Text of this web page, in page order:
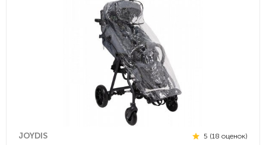
JOYDIS 5 (18 оценок)